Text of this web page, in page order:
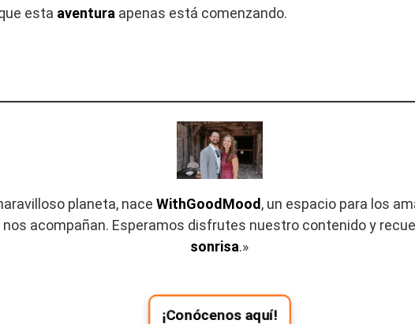
esta aventura apenas está comenzando.
planeta, nace WithGoodMood, un espacio para los
acompañan. Esperamos disfrutes nuestro contenido y
sonrisa.»
¡Conócenos aquí!